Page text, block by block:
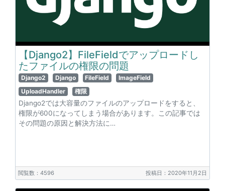
【Django2】FileFieldでアップロードし
たファイルの権限の問題
Django2 Django FileField
ImageField
UploadHandler
権限
Django2では大容量のファイルのアップロードをすると、
権限が600になってしまう場合があります。この記事では
その問題の原因と解決方法に…
閲覧数：4596 投稿日：2020年11月2日